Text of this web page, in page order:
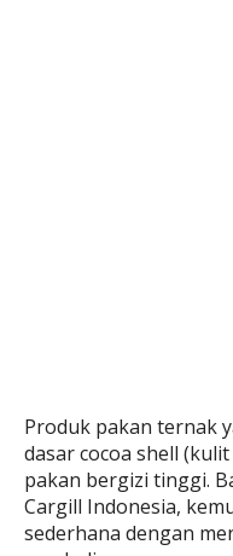
Produk pakan ternak
dasar cocoa shell
pakan bergizi tinggi.
Cargill Indonesia,
sederhana dengan